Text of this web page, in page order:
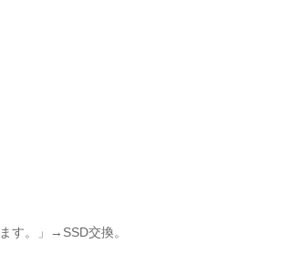
す。」→SSD交換。